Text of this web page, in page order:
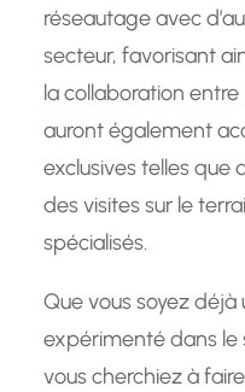
réseautage avec
secteur, favorisant
la collaboration
auront également
exclusives telles que
des visites sur le
spécialisés.
Que vous soyez déjà
expérimenté dans le
vous cherchiez à